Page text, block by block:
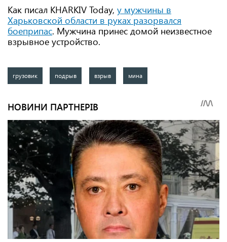
Как писал KHARKIV Today, у мужчины в
Харьковской области в руках разорвался
боеприпас. Мужчина принес домой неизвестное
взрывное устройство.
грузовик подрыв взрыв мина